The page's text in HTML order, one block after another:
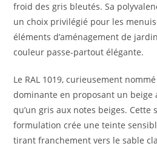
froid des gris bleutés. Sa
un choix privilégié pour les
éléments d’aménagement de
couleur passe-partout élégante.
Le RAL 1019, curieusement
dominante en proposant un beige
qu’un gris aux notes beiges.
formulation crée une teinte
tirant franchement vers le sable